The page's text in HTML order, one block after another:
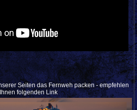
Seiten das Fernweh packen - empfehlen
folgenden Link